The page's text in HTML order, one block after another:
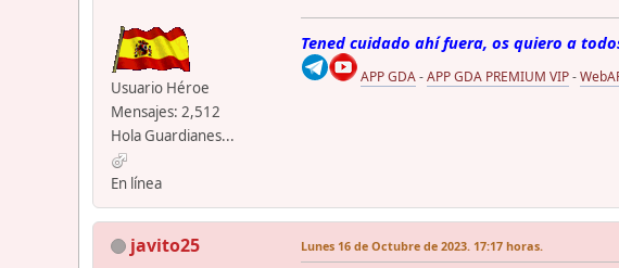
Usuario Héroe
Mensajes: 2,512
Hola Guardianes...
En línea
Tened cuidado ahí fuera, os quiero a
APP GDA-APP GDA PREMIUM VIP-
javito25 Lunes 16 de Octubre de 2023. 17:17 horas.